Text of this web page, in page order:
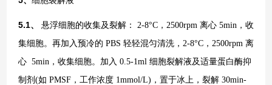
5.1、 悬浮细胞的收集及裂解：
2-8°C，2500rpm 离心 5min，收
集细胞。再加入预冷的 PBS 轻轻混匀清洗，2-8°C，2500rpm 离
心 5min，收集细胞。加入 0.5-1ml 细胞裂解液及适量蛋白酶抑
制剂(如 PMSF，工作浓度 1mmol/L)，置于冰上，裂解 30min-